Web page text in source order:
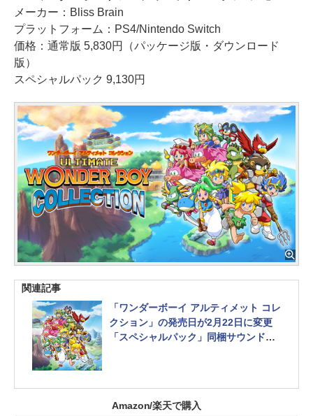
メーカー：Bliss Brain
プラットフォーム：PS4/Nintendo Switch
価格：通常版 5,830円（パッケージ版・ダウンロード
版）
スペシャルパック 9,130円
関連記事
「ワンダーボーイ アルティメット コレ
クション」の発売日が2月22日に変更
「スペシャルパック」同梱サウンドト
Amazon/楽天で購入